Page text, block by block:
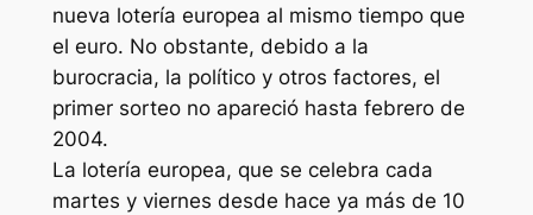
nueva lotería europea al mismo tiempo que
el euro. No obstante, debido a la
burocracia, la político y otros factores, el
primer sorteo no apareció hasta febrero de
2004.
La lotería europea, que se celebra cada
martes y viernes desde hace ya más de 10